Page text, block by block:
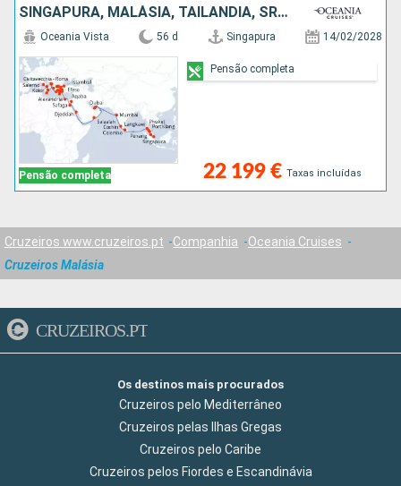
SINGAPURA, MALÁSIA, TAILÂNDIA, SRI LANKA, ÍNDIA, EMIRATOS ÁRABES UNIDOS, OMÃ, ARABIA SAUDITA, JORDÂNIA, EGITO, GRÉCIA, TURQUIA, MONTENEGRO, CROÁCIA, MALTA, ITÁLIA
Pensão completa
Oceania Vista 56 d Singapura 14/02/2028
22 199 € Taxas incluídas
Pensão completa
Cruzeiros www.cruzeiros.pt Companhia
Oceania Cruises
Cruzeiros Malásia
CRUZEIROS.PT
Os destinos mais procurados
Cruzeiros pelo Mediterrâneo
Cruzeiros pelas Ilhas Gregas
Cruzeiros pelo Caribe
Cruzeiros pelos Fiordes e Escandinávia